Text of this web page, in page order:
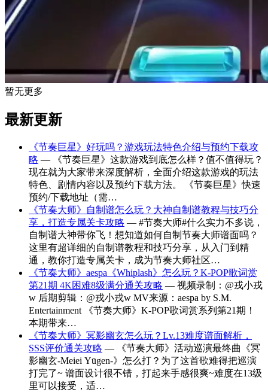
暂无更多
最新更新
《节奏巨星》好玩吗？游戏玩法特色介绍与预约下载攻
略 — 《节奏巨星》这款游戏到底怎么样？值不值得玩？
现在就为大家带来深度解析，全面介绍这款游戏的玩法
特色、剧情内容以及预约下载方法。 《节奏巨星》快速
预约/下载地址（需…
《节奏大师》自制谱怎么玩？大神自制谱教程与技巧分
享，打造专属关卡攻略 — #节奏大师#什么实力不多说，
自制谱大神带你飞！想知道如何自制节奏大师谱面吗？
这里有超详细的自制谱教程和技巧分享，从入门到精
通，教你打造专属关卡，成为节奏大师社区…
《节奏大师》aespa《Whiplash》怎么玩？K-POP歌词赏
第21期 4K困难8级满分通关攻略 — 视频录制：@戎小戎
w 后期剪辑：@戎小戎w MV来源：aespa by S.M.
Entertainment 《节奏大师》K-POP歌词赏系列第21期！
本期带来…
《节奏大师》冥影幽玄怎么玩？Lv.13难度谱面解析，
SSS评价通关攻略 — 《节奏大师》活动巡演最终曲《冥
影幽玄-Meiei Yūgen-》怎么打？为了这首歌难得把巡演
打完了~ 谱面设计很不错，打起来手感很爽~难度在13级
里可以接受，适…